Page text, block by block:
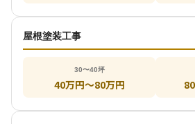
屋根塗装工事
30〜40坪
40万円～80万円